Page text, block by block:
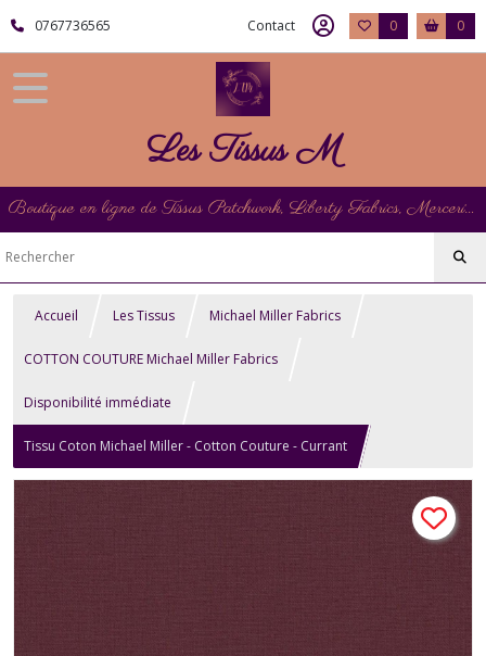
0767736565 Contact 0 0
Les Tissus M
Boutique en ligne de Tissus Patchwork, Liberty Fabrics, Mercerie et Matériel de Point de Croix
Accueil Les Tissus Michael Miller Fabrics
COTTON COUTURE Michael Miller Fabrics
Disponibilité immédiate
Tissu Coton Michael Miller - Cotton Couture - Currant